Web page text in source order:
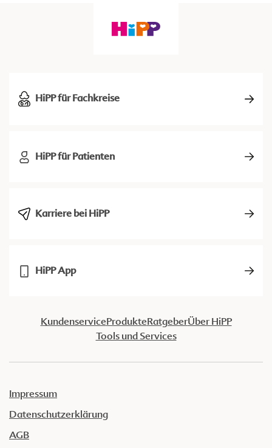
HiPP für Fachkreise
HiPP für Patienten
Karriere bei HiPP
HiPP App
KundenserviceProdukteRatgeberÜber HiPP
Tools und Services
Impressum
Datenschutzerklärung
AGB